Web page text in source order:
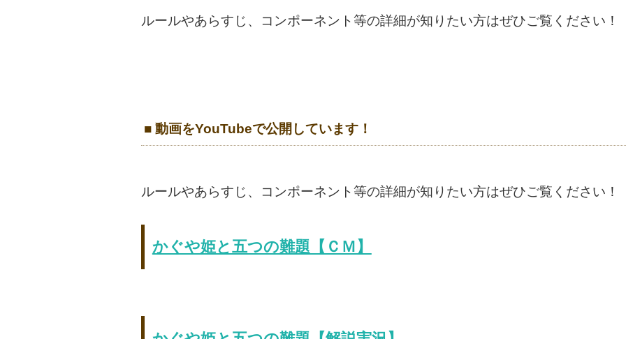
ルールやあらすじ、コンポーネント等の詳細が知りたい方はぜひご覧ください！
■ 動画をYouTubeで公開しています！
ルールやあらすじ、コンポーネント等の詳細が知りたい方はぜひご覧ください！
かぐや姫と五つの難題【ＣＭ】